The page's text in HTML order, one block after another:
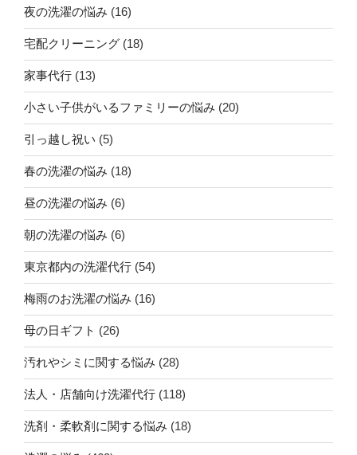
夜の洗濯の悩み (16)
宅配クリーニング (18)
家事代行 (13)
小さい子供がいるファミリーの悩み (20)
引っ越し祝い (5)
春の洗濯の悩み (18)
昼の洗濯の悩み (6)
朝の洗濯の悩み (6)
東京都内の洗濯代行 (54)
梅雨のお洗濯の悩み (16)
母の日ギフト (26)
汚れやシミに関する悩み (28)
法人・店舗向け洗濯代行 (118)
洗剤・柔軟剤に関する悩み (18)